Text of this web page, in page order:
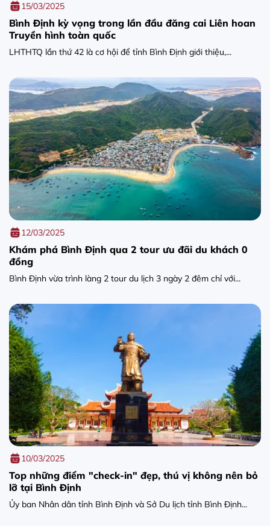
Bình Định kỳ vọng trong lần đầu đăng cai Liên hoan
Truyền hình toàn quốc
15/03/2025
LHTHTQ lần thứ 42 là cơ hội để tỉnh Bình Định giới thiệu,...
Khám phá Bình Định qua 2 tour ưu đãi du khách 0
đồng
12/03/2025
Bình Định vừa trình làng 2 tour du lịch 3 ngày 2 đêm chỉ với...
Top những điểm "check-in" đẹp, thú vị không nên bỏ
lỡ tại Bình Định
10/03/2025
Ủy ban Nhân dân tỉnh Bình Định và Sở Du lịch tỉnh Bình Định...